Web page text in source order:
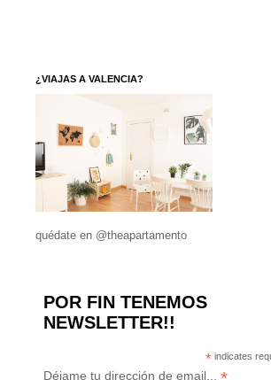
¿VIAJAS A VALENCIA?
quédate en @theapartamento
POR FIN TENEMOS
NEWSLETTER!!
* indicates
Déjame tu dirección de email...